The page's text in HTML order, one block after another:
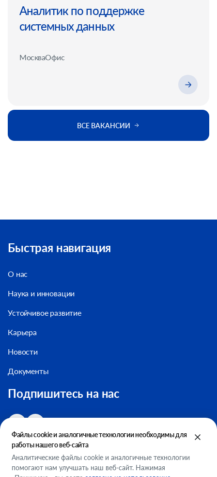
Аналитик по поддержке
системных данных
МоскваОфис
ВСЕ ВАКАНСИИ
Быстрая навигация
О нас
Наука и инновации
Устойчивое развитие
Карьера
Новости
Документы
Подпишитесь на нас
Файлы cookie и аналогичные технологии необходимы для
работы нашего веб-сайта
Аналитические файлы cookie и аналогичные технологии
помогают нам улучшать наш веб-сайт. Нажимая